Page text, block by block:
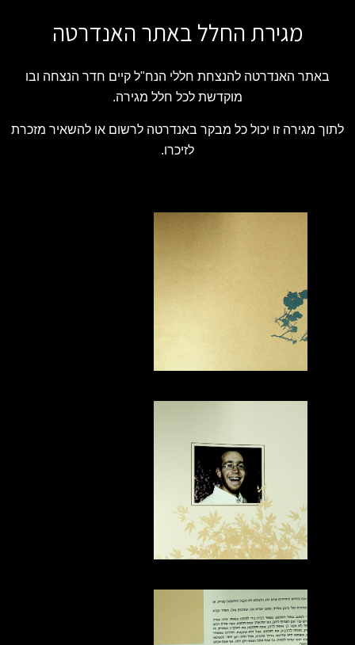
מגירת החלל באתר האנדרטה
באתר האנדרטה להנצחת חללי הנח"ל קיים חדר הנצחה ובו
מוקדשת לכל חלל מגירה.
לתוך מגירה זו יכול כל מבקר באנדרטה לרשום או להשאיר מזכרת
לזיכרו.